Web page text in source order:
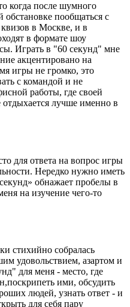
когда после шумного
пообщаться с
в Москве, и в
в формате шоу
Играть в "60 секунд" мне
акцентировано на
игры не громко, это
с командой и не
работы, где своей
отдыхается лучше именно в
для ответа на вопрос игры
Нередко нужно иметь
обнажает пробелы в
на изучение чего-то
стихийно собралась
удовольствием, азартом и
для меня - место, где
ими, обсудить
людей, узнать ответ - и
для себя пару